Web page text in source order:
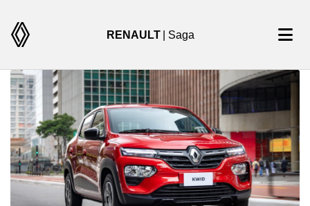
RENAULT | Saga